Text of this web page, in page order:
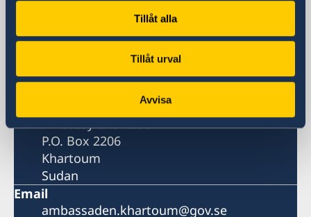
Tillåt alla
Tillåt urval
Avvisa
Embassy of Sweden
P.O. Box 2206
Khartoum
Sudan
Email
ambassaden.khartoum@gov.se